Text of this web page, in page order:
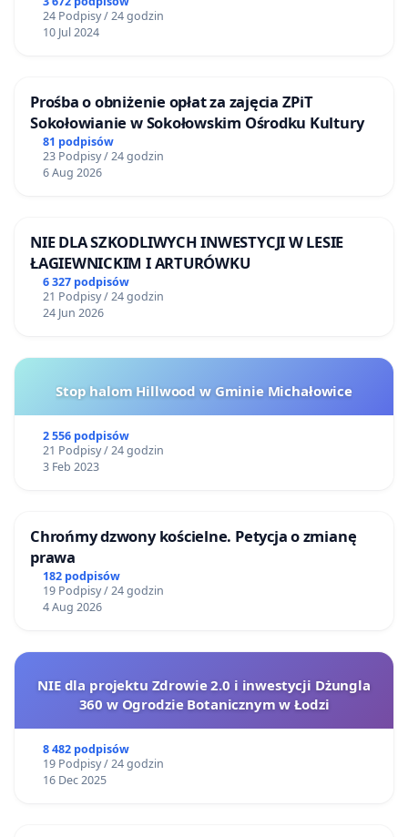
24 Podpisy / 24 godzin
10 Jul 2024
Prośba o obniżenie opłat za zajęcia ZPiT
Sokołowianie w Sokołowskim Ośrodku Kultury
81 podpisów
23 Podpisy / 24 godzin
6 Aug 2026
NIE DLA SZKODLIWYCH INWESTYCJI W LESIE
ŁAGIEWNICKIM I ARTURÓWKU
6 327 podpisów
21 Podpisy / 24 godzin
24 Jun 2026
Stop halom Hillwood w Gminie Michałowice
2 556 podpisów
21 Podpisy / 24 godzin
3 Feb 2023
Chrońmy dzwony kościelne. Petycja o zmianę
prawa
182 podpisów
19 Podpisy / 24 godzin
4 Aug 2026
NIE dla projektu Zdrowie 2.0 i inwestycji Dżungla
360 w Ogrodzie Botanicznym w Łodzi
8 482 podpisów
19 Podpisy / 24 godzin
16 Dec 2025